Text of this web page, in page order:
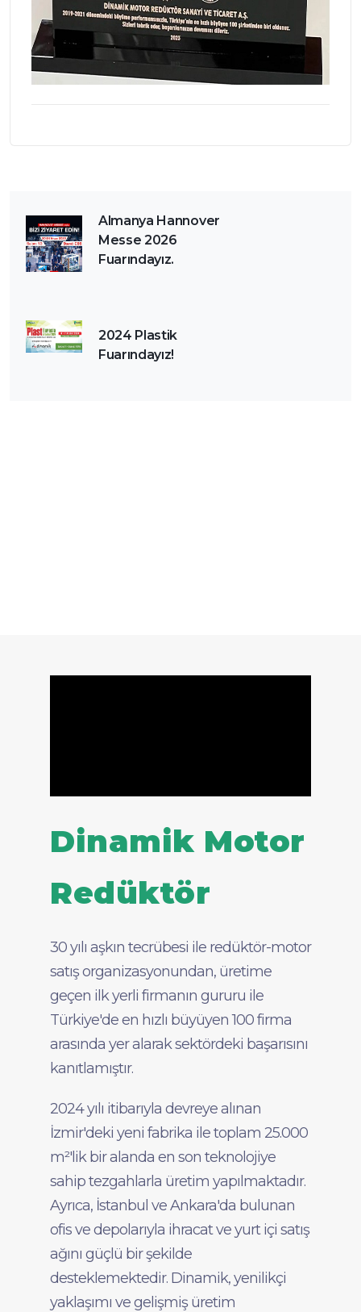
Almanya Hannover
Messe 2026
Fuarındayız.
2024 Plastik
Fuarındayız!
Dinamik Motor
Redüktör
30 yılı aşkın tecrübesi ile redüktör-motor
satış organizasyonundan, üretime
geçen ilk yerli firmanın gururu ile
Türkiye'de en hızlı büyüyen 100 firma
arasında yer alarak sektördeki başarısını
kanıtlamıştır.
2024 yılı itibarıyla devreye alınan
İzmir'deki yeni fabrika ile toplam 25.000
m²'lik bir alanda en son teknolojiye
sahip tezgahlarla üretim yapılmaktadır.
Ayrıca, İstanbul ve Ankara'da bulunan
ofis ve depolarıyla ihracat ve yurt içi satış
ağını güçlü bir şekilde
desteklemektedir. Dinamik, yenilikçi
yaklaşımı ve gelişmiş üretim